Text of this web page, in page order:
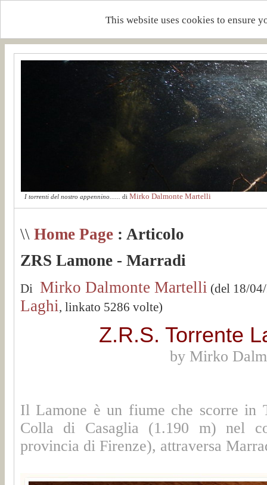
This website uses cookies to ensure
I torrenti del nostro appennino...... di Mirko Dalmonte Martelli
\\ Home Page : Articolo
ZRS Lamone - Marradi
Di Mirko Dalmonte Martelli (del 18/
Laghi, linkato 5286 volte)
Z.R.S. Torrente
by Mirko
Il Lamone è un fiume che scorre in
Colla di Casaglia (1.190 m) nel
provincia di Firenze), attraversa